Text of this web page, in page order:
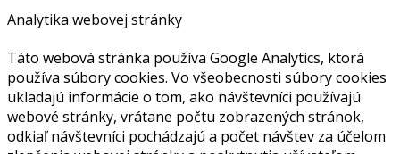
Analytika webovej stránky
Táto webová stránka používa Google Analytics, ktorá
používa súbory cookies. Vo všeobecnosti súbory cookies
ukladajú informácie o tom, ako návštevníci používajú
webové stránky, vrátane počtu zobrazených stránok,
odkiaľ návštevníci pochádzajú a počet návštev za účelom